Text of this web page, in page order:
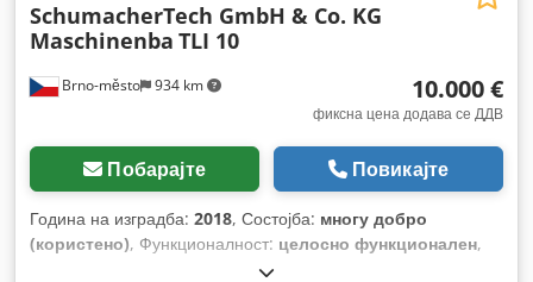
Brno-město 934 km
SchumacherTech GmbH & Co. KG
Maschinenba TLI 10
10.000 €
фиксна цена додава се ДДВ
Побарајте Повикајте
Година на изградба: 2018, Состојба: многу добро
(користено), Функционалност: целосно функционален,
10044/0218